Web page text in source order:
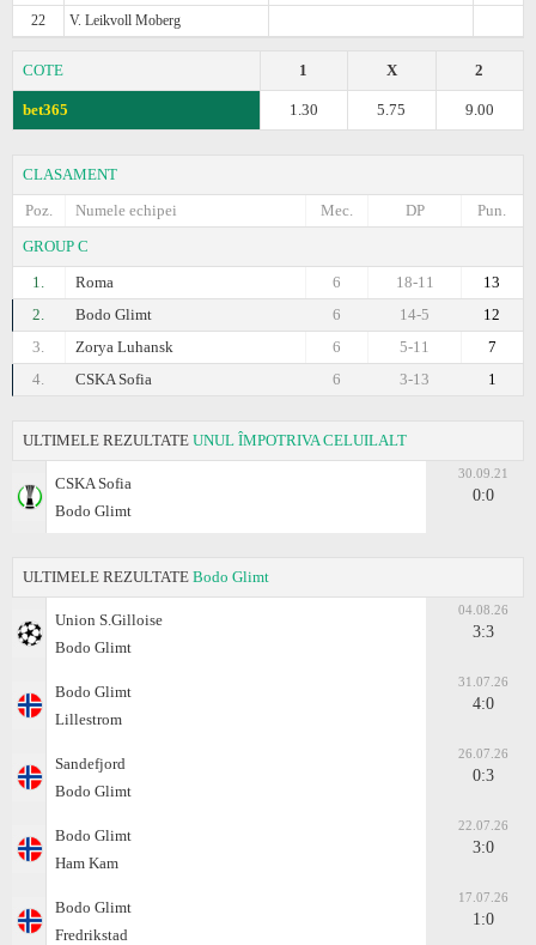
22 V. Leikvoll Moberg
COTE 2
X
1
bet365 9.00
5.75
1.30
CLASAMENT
Poz.
Numele echipei Pun.
DP
Mec.
GROUP C
1.
Roma 13
18-11
6
2.
Bodo Glimt 12
14-5
6
3.
Zorya Luhansk 7
5-11
6
4.
CSKA Sofia 1
3-13
6
ULTIMELE REZULTATE UNUL ÎMPOTRIVA CELUILALT
CSKA Sofia
Bodo Glimt
30.09.21
0:0
ULTIMELE REZULTATE Bodo Glimt
Union S.Gilloise
Bodo Glimt
04.08.26
3:3
Bodo Glimt
Lillestrom
31.07.26
4:0
Sandefjord
Bodo Glimt
26.07.26
0:3
Bodo Glimt
Ham Kam
22.07.26
3:0
Bodo Glimt
Fredrikstad
17.07.26
1:0